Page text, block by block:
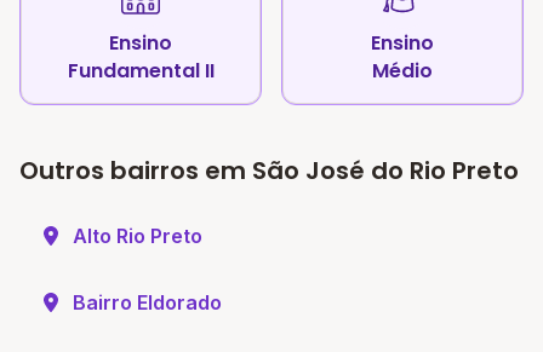
Ensino
Fundamental II
Ensino
Médio
Outros bairros em São José do Rio Preto
Alto Rio Preto
Bairro Eldorado